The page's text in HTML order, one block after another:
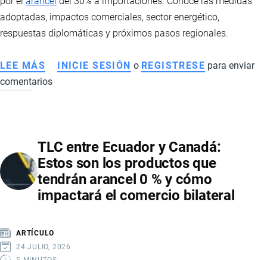
adoptadas, impactos comerciales, sector energético,
respuestas diplomáticas y próximos pasos regionales.
LEE MÁS SOBRE
COLOMBIA
DISPUTA
COMERCIAL:
MEDIDAS,
ARANCELES
BILATERALES
INICIE SESIÓN o REGISTRESE para enviar
comentarios
TLC entre Ecuador y Canadá:
Estos son los productos que
tendrán arancel 0 % y cómo
impactará el comercio bilateral
ARTÍCULO
24 JULIO, 2026